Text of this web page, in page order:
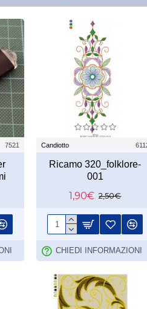
7521 Candiotto
Ricamo 320_folklore-
001
1,90€ 2,50€
CHIEDI INFORMAZIONI